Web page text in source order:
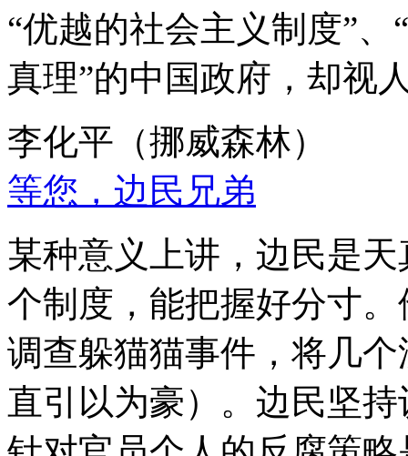
“优越的社会主义制度”
真理”的中国政府，却视
李化平（挪威森林）
等您，边民兄弟
某种意义上讲，边民是
个制度，能把握好分寸
调查躲猫猫事件，将几
直引以为豪）。边民坚